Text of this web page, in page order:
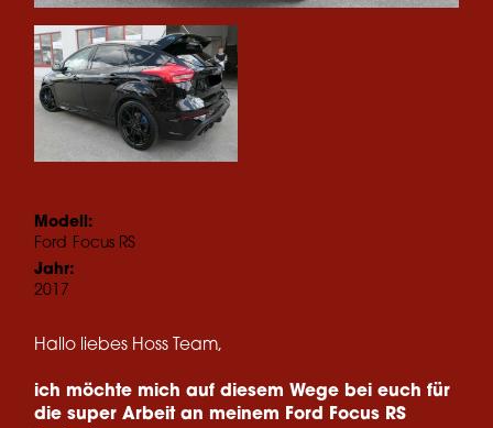
Modell:
Ford
Focus RS
Jahr:
2017
Hallo liebes Hoss Team,
ich möchte mich auf diesem Wege bei euch für
die super Arbeit an meinem Ford Focus RS